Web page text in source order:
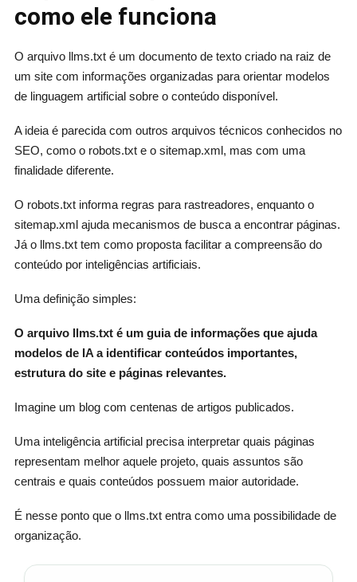
como ele funciona
O arquivo llms.txt é um documento de texto criado na raiz de
um site com informações organizadas para orientar modelos
de linguagem artificial sobre o conteúdo disponível.
A ideia é parecida com outros arquivos técnicos conhecidos no
SEO, como o robots.txt e o sitemap.xml, mas com uma
finalidade diferente.
O robots.txt informa regras para rastreadores, enquanto o
sitemap.xml ajuda mecanismos de busca a encontrar páginas.
Já o llms.txt tem como proposta facilitar a compreensão do
conteúdo por inteligências artificiais.
Uma definição simples:
O arquivo llms.txt é um guia de informações que ajuda
modelos de IA a identificar conteúdos importantes,
estrutura do site e páginas relevantes.
Imagine um blog com centenas de artigos publicados.
Uma inteligência artificial precisa interpretar quais páginas
representam melhor aquele projeto, quais assuntos são
centrais e quais conteúdos possuem maior autoridade.
É nesse ponto que o llms.txt entra como uma possibilidade de
organização.